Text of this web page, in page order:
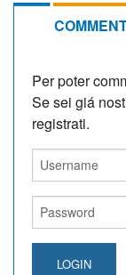
Per poter
Se sei giá
registrati.
LOGIN